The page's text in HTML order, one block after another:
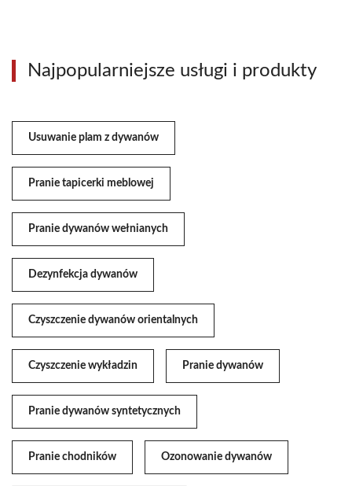
Najpopularniejsze usługi i produkty
Usuwanie plam z dywanów
Pranie tapicerki meblowej
Pranie dywanów wełnianych
Dezynfekcja dywanów
Czyszczenie dywanów orientalnych
Czyszczenie wykładzin Pranie dywanów
Pranie dywanów syntetycznych
Pranie chodników Ozonowanie dywanów